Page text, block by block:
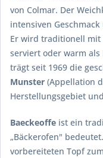
von Colmar. Der
intensiven
Er wird traditionell mit
serviert oder warm als
trägt seit 1969 die
Munster (Appellation
Herstellungsgebiet
Baeckeoffe ist ein
„Bäckerofen"
vorbereiteten Topf